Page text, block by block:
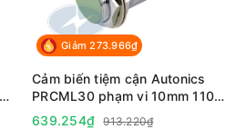
Giảm 273.966₫
Cảm biến tiệm cận Autonics
PRCML30 phạm vi 10mm 110-
220VAC
639.254₫
913.220₫